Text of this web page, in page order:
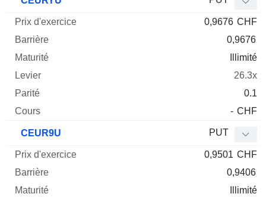
0,9676 CHF
0,9676
Illimité
26.3x
0.1
- CHF
CEUR9U PUT
0,9501 CHF
0,9406
Illimité